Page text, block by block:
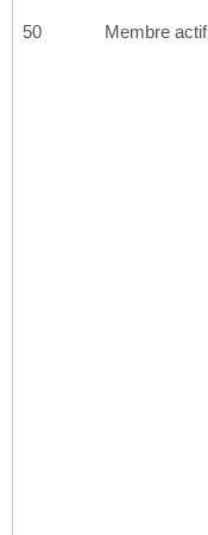
50 Membre actif